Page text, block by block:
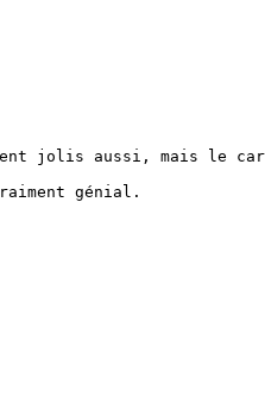
jolis aussi, mais le
génial.